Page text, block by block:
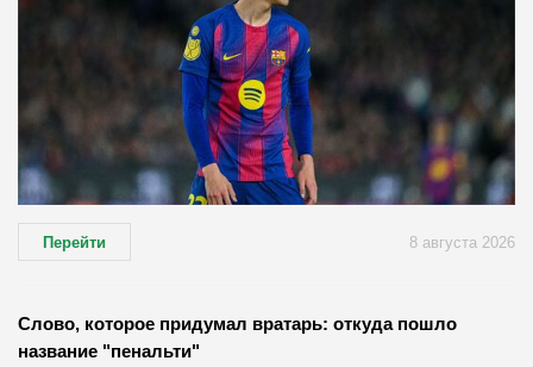
Перейти 8 августа 2026
Слово, которое придумал вратарь: откуда пошло
название "пенальти"